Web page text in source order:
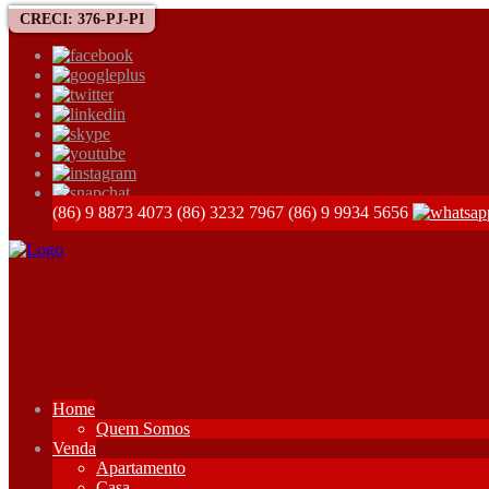
CRECI: 376-PJ-PI
(86) 9 8873 4073 (86) 3232 7967 (86) 9 9934 5656
Home
Quem Somos
Venda
Apartamento